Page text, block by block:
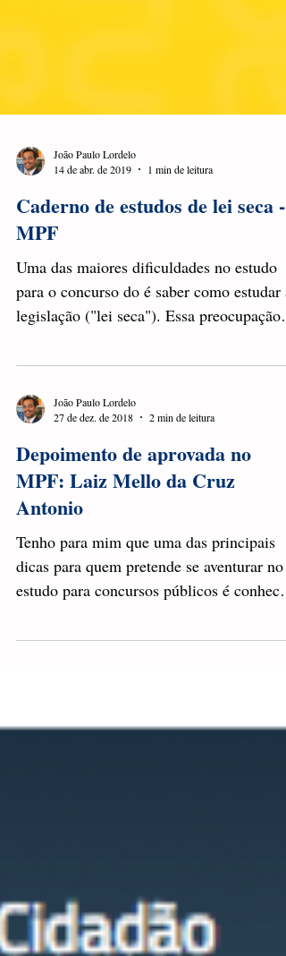
14 de abr. de 2019
1 min de leitura
Caderno de estudos de lei seca -
MPF
Uma das maiores dificuldades no estudo
para o concurso do é saber como estudar a
aumenta...
27 de dez. de 2018
2 min de leitura
Depoimento de aprovada no
MPF: Laiz Mello da Cruz
Antonio
Tenho para mim que uma das principais
dicas para quem pretende se aventurar no
a história dos...